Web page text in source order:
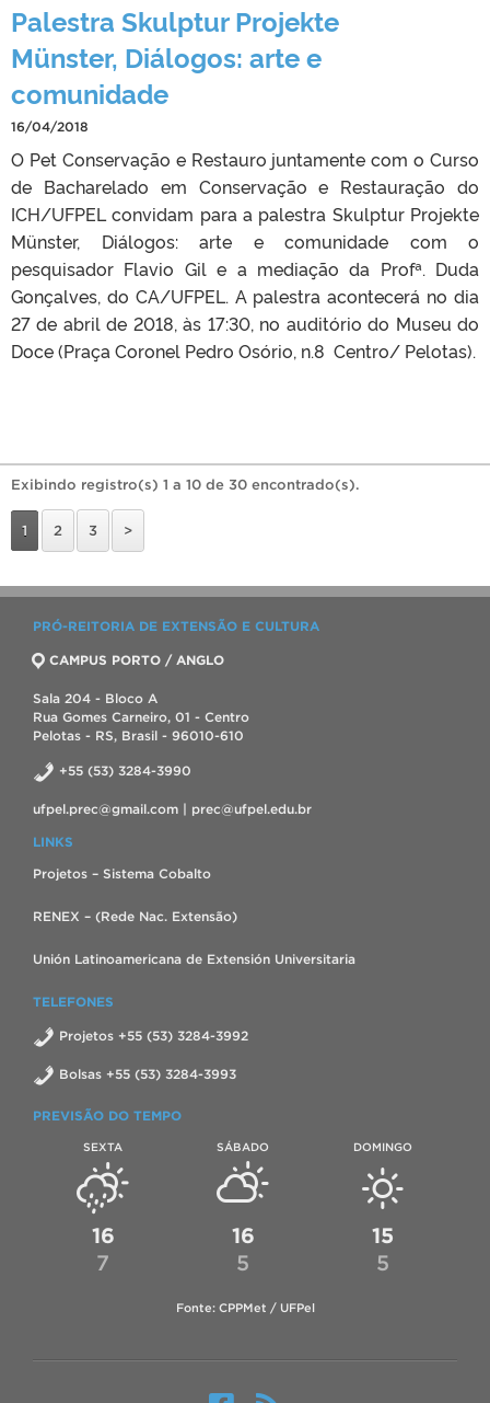
Palestra Skulptur Projekte
Münster, Diálogos: arte e
comunidade
16/04/2018
O Pet Conservação e Restauro juntamente com o Curso
de Bacharelado em Conservação e Restauração do
ICH/UFPEL convidam para a palestra Skulptur Projekte
Münster, Diálogos: arte e comunidade com o
pesquisador Flavio Gil e a mediação da Profª. Duda
Gonçalves, do CA/UFPEL. A palestra acontecerá no dia
27 de abril de 2018, às 17:30, no auditório do Museu do
Doce (Praça Coronel Pedro Osório, n.8 Centro/ Pelotas).
Exibindo registro(s) 1 a 10 de 30 encontrado(s).
1 2 3 >
PRÓ-REITORIA DE EXTENSÃO E CULTURA
CAMPUS PORTO / ANGLO
Sala 204 - Bloco A
Rua Gomes Carneiro, 01 - Centro
Pelotas - RS, Brasil - 96010-610
+55 (53) 3284-3990
ufpel.prec@gmail.com | prec@ufpel.edu.br
LINKS
Projetos – Sistema Cobalto
RENEX – (Rede Nac. Extensão)
Unión Latinoamericana de Extensión Universitaria
TELEFONES
Projetos +55 (53) 3284-3992
Bolsas +55 (53) 3284-3993
PREVISÃO DO TEMPO
SEXTA
16
7
SÁBADO
16
5
DOMINGO
15
5
Fonte: CPPMet / UFPel